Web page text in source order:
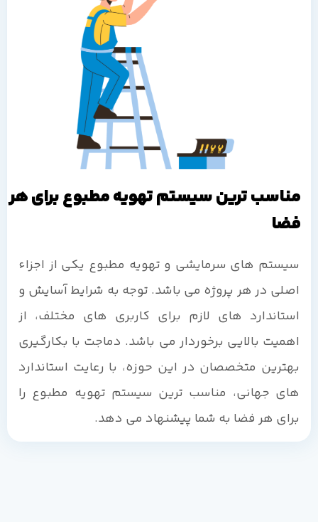
مناسب ترین سیستم تهویه مطبوع برای هر
فضا
سیستم های سرمایشی و تهویه مطبوع یکی از اجزاء
اصلی در هر پروژه می باشد. توجه به شرایط آسایش و
استاندارد های لازم برای کاربری های مختلف، از
اهمیت بالایی برخوردار می باشد. دماجت با بکارگیری
بهترین متخصصان در این حوزه، با رعایت استاندارد
های جهانی، مناسب ترین سیستم تهویه مطبوع را
برای هر فضا به شما پیشنهاد می دهد.